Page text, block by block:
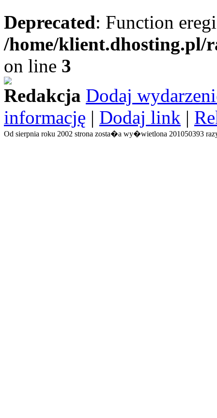
Deprecated: Function
/home/
on line 3
Redakcja Dodaj
informację | Dodaj link |
Od sierpnia roku 2002 strona zosta�a wy�wietlona 201050393